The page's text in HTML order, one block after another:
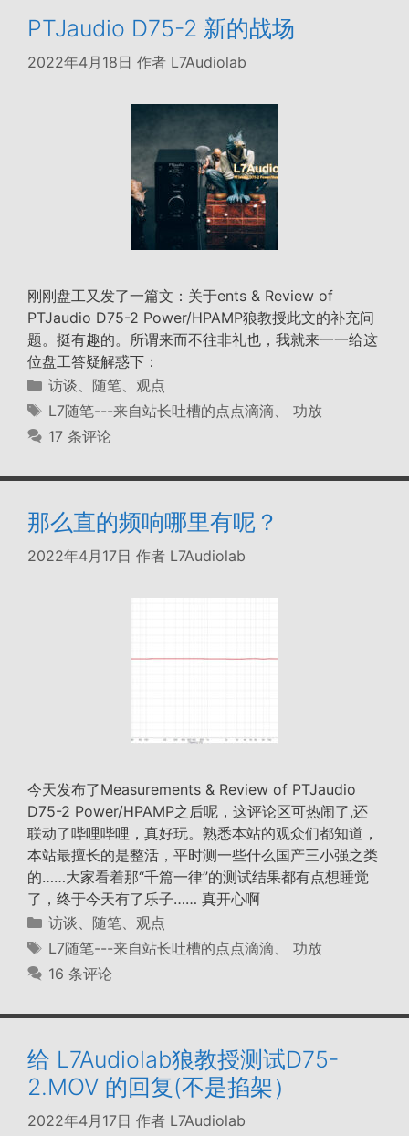
PTJaudio D75-2 新的战场
2022年4月18日 作者 L7Audiolab
刚刚盘工又发了一篇文：关于ents & Review of
PTJaudio D75-2 Power/HPAMP狼教授此文的补充问
题。挺有趣的。所谓来而不往非礼也，我就来一一给这
位盘工答疑解惑下：
分
类
访谈、随笔、观点
标
签
L7随笔---来自站长吐槽的点点滴滴、 功放
17 条评论
那么直的频响哪里有呢？
2022年4月17日 作者 L7Audiolab
今天发布了Measurements & Review of PTJaudio
D75-2 Power/HPAMP之后呢，这评论区可热闹了,还
联动了哔哩哔哩，真好玩。熟悉本站的观众们都知道，
本站最擅长的是整活，平时测一些什么国产三小强之类
的……大家看着那“千篇一律”的测试结果都有点想睡觉
了，终于今天有了乐子…… 真开心啊
分
类
访谈、随笔、观点
标
签
L7随笔---来自站长吐槽的点点滴滴、 功放
16 条评论
给 L7Audiolab狼教授测试D75-
2.MOV 的回复(不是掐架）
2022年4月17日 作者 L7Audiolab